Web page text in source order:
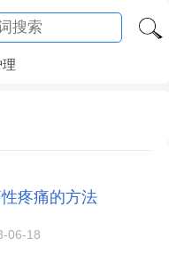
疼痛的方法
06-18